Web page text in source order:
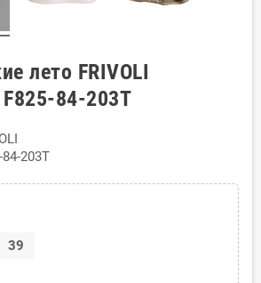
лето FRIVOLI
84-203T
84-203T
39